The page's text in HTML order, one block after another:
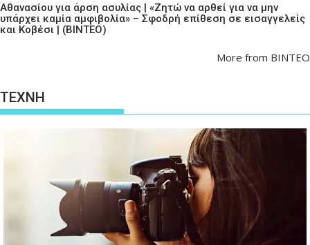
Αθανασίου για άρση ασυλίας | «Ζητώ να αρθεί για να μην
υπάρχει καμία αμφιβολία» – Σφοδρή επίθεση σε εισαγγελείς
και Κοβέσι | (ΒΙΝΤΕΟ)
More from ΒΙΝΤΕΟ
ΤΕΧΝΗ